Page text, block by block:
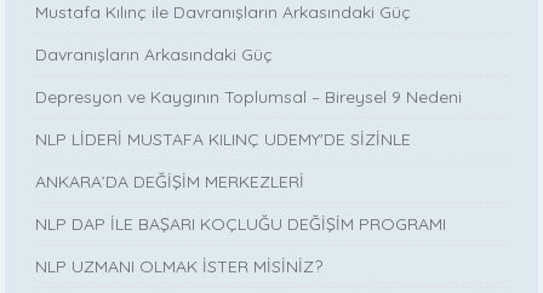
Mustafa Kılınç ile Davranışların Arkasındaki Güç
Davranışların Arkasındaki Güç
Depresyon ve Kaygının Toplumsal – Bireysel 9 Nedeni
NLP LİDERİ MUSTAFA KILINÇ UDEMY'DE SİZİNLE
ANKARA’DA DEĞİŞİM MERKEZLERİ
NLP DAP İLE BAŞARI KOÇLUĞU DEĞİŞİM PROGRAMI
NLP UZMANI OLMAK İSTER MİSİNİZ?